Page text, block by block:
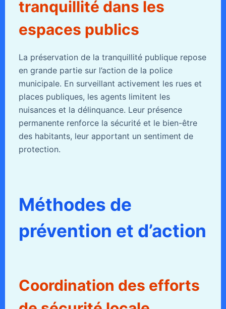
tranquillité dans les
espaces publics
La préservation de la tranquillité publique repose
en grande partie sur l’action de la police
municipale. En surveillant activement les rues et
places publiques, les agents limitent les
nuisances et la délinquance. Leur présence
permanente renforce la sécurité et le bien-être
des habitants, leur apportant un sentiment de
protection.
Méthodes de
prévention et d’action
Coordination des efforts